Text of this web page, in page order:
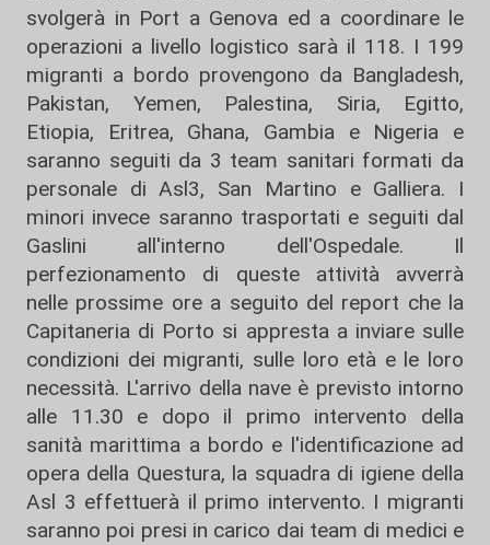
svolgerà in Port a Genova ed a coordinare le
operazioni a livello logistico sarà il 118. I 199
migranti a bordo provengono da Bangladesh,
Pakistan, Yemen, Palestina, Siria, Egitto,
Etiopia, Eritrea, Ghana, Gambia e Nigeria e
saranno seguiti da 3 team sanitari formati da
personale di Asl3, San Martino e Galliera. I
minori invece saranno trasportati e seguiti dal
Gaslini all'interno dell'Ospedale. Il
perfezionamento di queste attività avverrà
nelle prossime ore a seguito del report che la
Capitaneria di Porto si appresta a inviare sulle
condizioni dei migranti, sulle loro età e le loro
necessità. L'arrivo della nave è previsto intorno
alle 11.30 e dopo il primo intervento della
sanità marittima a bordo e l'identificazione ad
opera della Questura, la squadra di igiene della
Asl 3 effettuerà il primo intervento. I migranti
saranno poi presi in carico dai team di medici e